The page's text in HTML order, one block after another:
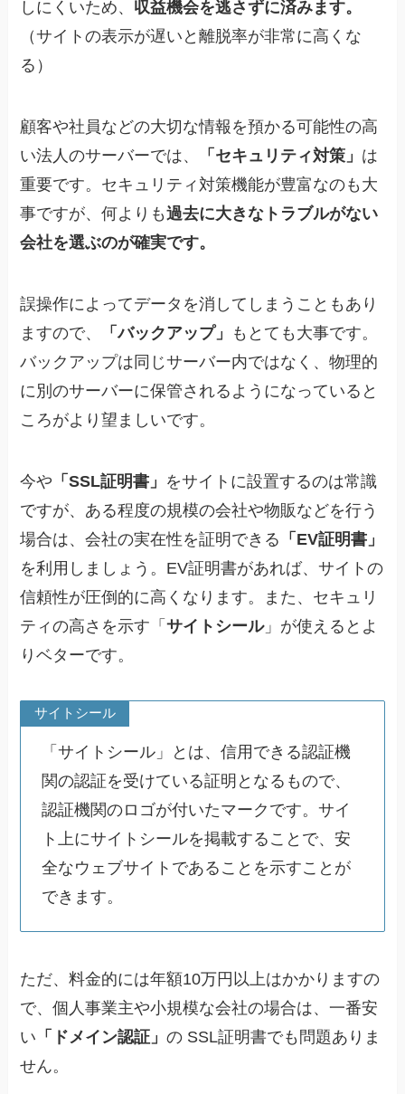
しにくいため、 収益機会を逃さずに済みます。
（サイトの表示が遅いと離脱率が非常に高くな
る）
顧客や社員などの大切な情報を預かる可能性の高
い法人のサーバーでは、
「セキュリティ対策」 は
重要です。セキュリティ対策機能が豊富なのも大
事ですが、何よりも過去に大きなトラブルがない
会社を選ぶのが確実です。
誤操作によってデータを消してしまうこともあり
ますので、
「バックアップ」
もとても大事です。
バックアップは同じサーバー内ではなく、物理的
に別のサーバーに保管されるようになっていると
ころがより望ましいです。
今や 「SSL証明書」 をサイトに設置するのは常識
ですが、ある程度の規模の会社や物販などを行う
場合は、会社の実在性を証明できる 「EV証明書」
を利用しましょう。EV証明書があれば、サイトの
信頼性が圧倒的に高くなります。また、セキュリ
ティの高さを示す 「サイトシール」 が使えるとよ
りベターです。
サイトシール
「サイトシール」とは、信用できる認証機
関の認証を受けている証明となるもので、
認証機関のロゴが付いたマークです。サイ
ト上にサイトシールを掲載することで、安
全なウェブサイトであることを示すことが
できます。
ただ、料金的には年額10万円以上はかかりますの
で、個人事業主や小規模な会社の場合は、一番安
い 「ドメイン認証」の SSL証明書でも問題ありま
せん。